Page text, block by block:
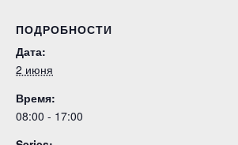
ПОДРОБНОСТИ
Дата:
2 июня
Время:
08:00 - 17:00